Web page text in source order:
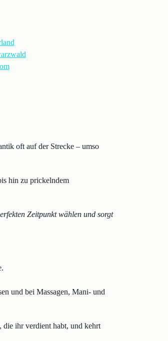
oft auf der Strecke – umso
hin zu prickelndem
Zeitpunkt wählen und sorgt
und bei Massagen, Mani- und
die ihr verdient habt, und kehrt